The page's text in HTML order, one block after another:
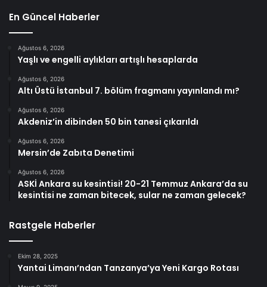
En Güncel Haberler
Ağustos 6, 2026
Yaşlı ve engelli aylıkları artışlı hesaplarda
Ağustos 6, 2026
Altı Üstü İstanbul 7. bölüm fragmanı yayınlandı mı?
Ağustos 6, 2026
Akdeniz’in dibinden 50 bin tanesi çıkarıldı
Ağustos 6, 2026
Mersin’de Zabıta Denetimi
Ağustos 6, 2026
ASKİ Ankara su kesintisi! 20-21 Temmuz Ankara’da su
kesintisi ne zaman bitecek, sular ne zaman gelecek?
Rastgele Haberler
Ekim 28, 2025
Yantai Limanı’ndan Tanzanya’ya Yeni Kargo Rotası